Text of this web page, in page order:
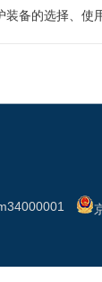
装备的选择、使